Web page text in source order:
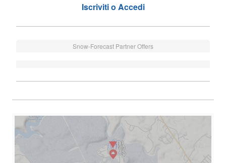
Iscriviti o Accedi
Snow-Forecast Partner Offers